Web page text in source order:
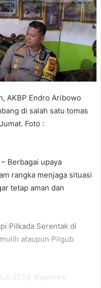
AKBP Endro Aribowo
di salah satu tomas
Foto :
– Berbagai upaya
rangka menjaga situasi
tetap aman dan
Pilkada Serentak di
ataupun Pilgub
2024, Kapolres